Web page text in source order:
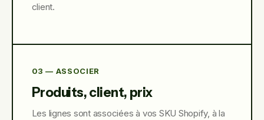
client.
03 — ASSOCIER
Produits, client, prix
Les lignes sont associées à vos SKU Shopify, à la